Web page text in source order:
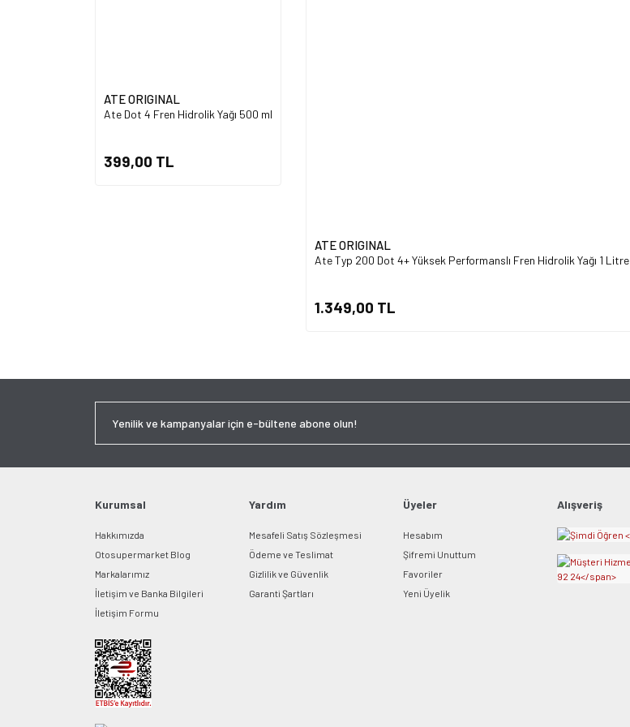
ATE ORIGINAL
Ate Dot 4 Fren Hidrolik Yağı 500 ml
399,00 TL
ATE ORIGINAL
Ate Typ 200 Dot 4+ Yüksek Performanslı Fren Hidrolik Yağı 1 Litre
1.349,00 TL
Kurumsal
Hakkımızda
Otosupermarket Blog
Markalarımız
İletişim ve Banka Bilgileri
İletişim Formu
Yardım
Mesafeli Satış Sözleşmesi
Ödeme ve Teslimat
Gizlilik ve Güvenlik
Garanti Şartları
Üyeler
Hesabım
Şifremi Unuttum
Favoriler
Yeni Üyelik
Alışveriş